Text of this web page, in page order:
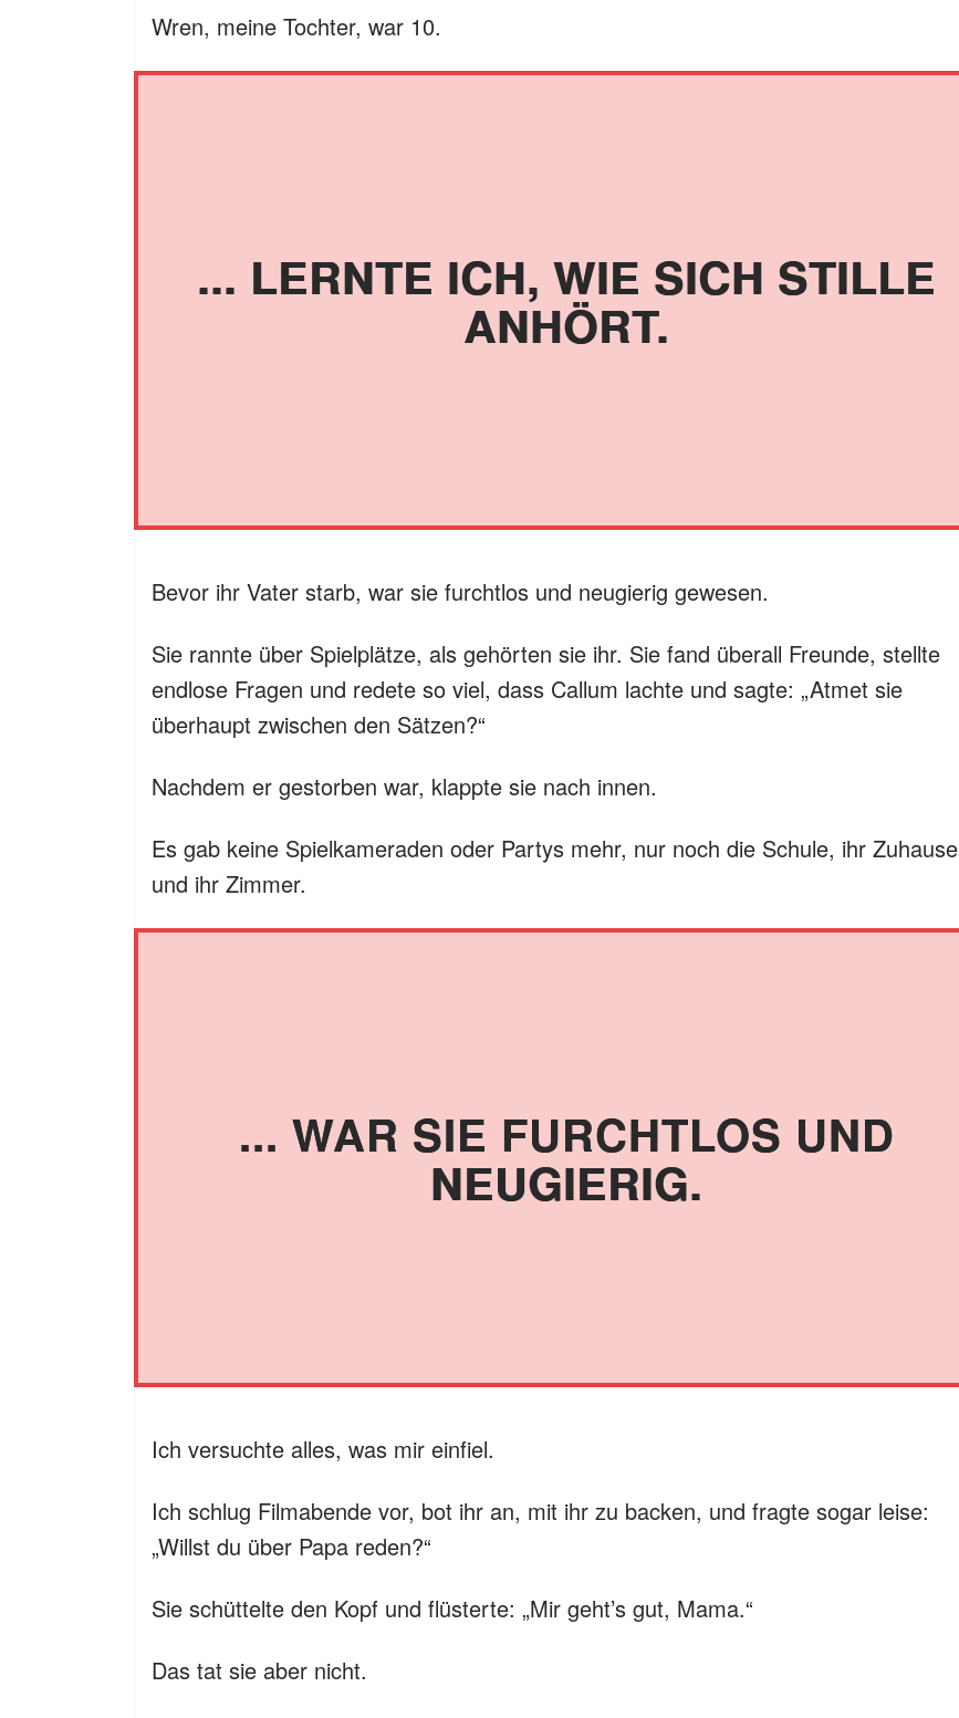
Wren, meine Tochter, war 10.
... LERNTE ICH, WIE SICH STILLE
ANHÖRT.
Bevor ihr Vater starb, war sie furchtlos und neugierig gewesen.
Sie rannte über Spielplätze, als gehörten sie ihr. Sie fand überall Freunde, stellte
endlose Fragen und redete so viel, dass Callum lachte und sagte: „Atmet sie
überhaupt zwischen den Sätzen?“
Nachdem er gestorben war, klappte sie nach innen.
Es gab keine Spielkameraden oder Partys mehr, nur noch die Schule, ihr Zuhause
und ihr Zimmer.
... WAR SIE FURCHTLOS UND
NEUGIERIG.
Ich versuchte alles, was mir einfiel.
Ich schlug Filmabende vor, bot ihr an, mit ihr zu backen, und fragte sogar leise:
„Willst du über Papa reden?“
Sie schüttelte den Kopf und flüsterte: „Mir geht’s gut, Mama.“
Das tat sie aber nicht.